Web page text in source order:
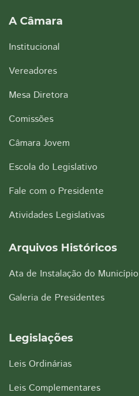
A Câmara
Institucional
Vereadores
Mesa Diretora
Comissões
Câmara Jovem
Escola do Legislativo
Fale com o Presidente
Atividades Legislativas
Arquivos Históricos
Ata de Instalação do Município
Galeria de Presidentes
Legislações
Leis Ordinárias
Leis Complementares